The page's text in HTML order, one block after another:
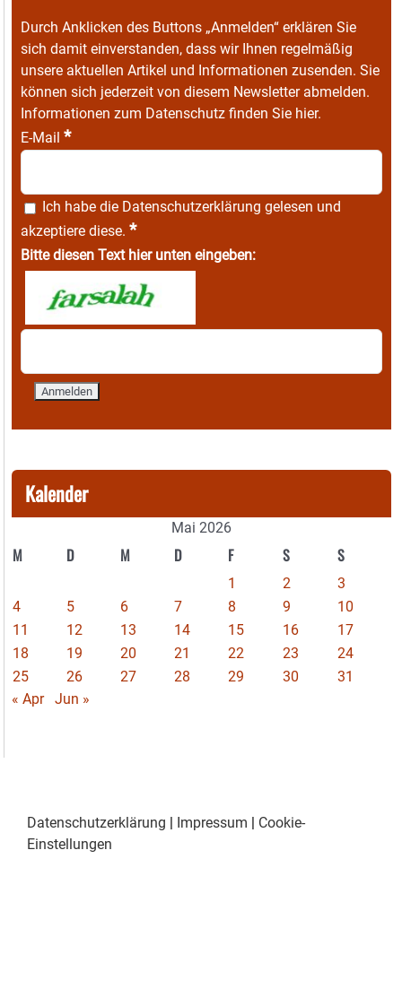
Durch Anklicken des Buttons „Anmelden“ erklären Sie
sich damit einverstanden, dass wir Ihnen regelmäßig
unsere aktuellen Artikel und Informationen zusenden. Sie
können sich jederzeit von diesem Newsletter abmelden.
Informationen zum Datenschutz finden Sie hier.
E-Mail *
Ich habe die Datenschutzerklärung gelesen und
akzeptiere diese. *
Bitte diesen Text hier unten eingeben:
Kalender
Mai 2026
M D M D F S S
1 2
3
4
5 6 7 8 9
10
11
12 13 14 15 16
17
18
19 20 21 22 23
24
25
26 27 28 29 30
31
« Apr
Jun »
Datenschutzerklärung Impressum
Cookie-
Einstellungen